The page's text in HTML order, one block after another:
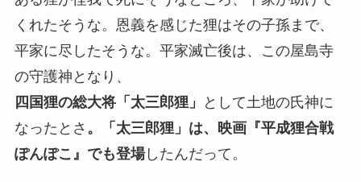
くれたそうな。恩義を感じた狸はその子孫まで、
平家に尽したそうな。平家滅亡後は、この屋島寺
の守護神となり、
四国狸の総大将「太三郎狸」
として土地の氏神に
なったとさ 。「太三郎狸」は、映画『平成狸合戦
ぽんぽこ』でも登場したんだって。